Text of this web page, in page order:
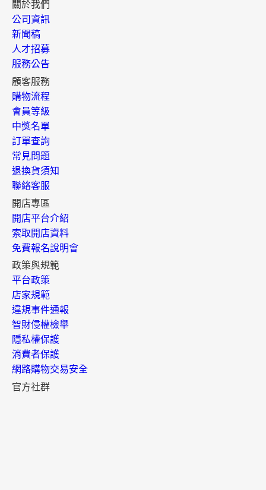
關於我們
公司資訊
新聞稿
人才招募
服務公告
顧客服務
購物流程
會員等級
中獎名單
訂單查詢
常見問題
退換貨須知
聯絡客服
開店專區
開店平台介紹
索取開店資料
免費報名說明會
政策與規範
平台政策
店家規範
違規事件通報
智財侵權檢舉
隱私權保護
消費者保護
網路購物交易安全
官方社群